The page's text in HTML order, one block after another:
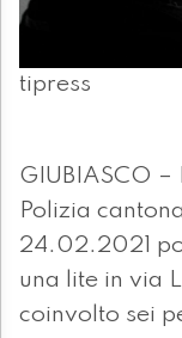
tipress
GIUBIASCO
Polizia
24.02.2021
una lite in via
coinvolto sei